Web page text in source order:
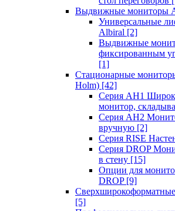
Выдвижные мониторы
Универсальные
Albiral [2]
Выдвижные
фиксированным
[1]
Стационарные
Holm) [42]
Серия AH1
монитор,
Серия AH2
вручную [2]
Серия RISE
Серия DROP
в стену [15]
Опции для
DROP [9]
[5]